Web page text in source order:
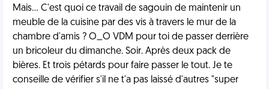
Mais… C'est quoi ce travail de sagouin de maintenir un
meuble de la cuisine par des vis à travers le mur de la
chambre d'amis ? O_O VDM pour toi de passer derrière
un bricoleur du dimanche. Soir. Après deux pack de
bières. Et trois pétards pour faire passer le tout. Je te
conseille de vérifier s'il ne t'a pas laissé d'autres "super